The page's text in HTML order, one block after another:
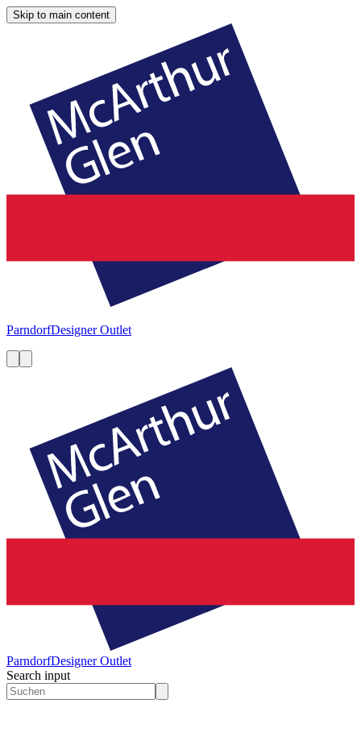
Skip to main content
ParndorfDesigner Outlet
ParndorfDesigner Outlet
Search input